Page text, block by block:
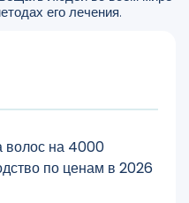
его лечения.
волос на 4000
по ценам в 2026